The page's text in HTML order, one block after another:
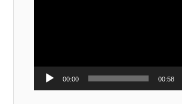
00:00 00:58